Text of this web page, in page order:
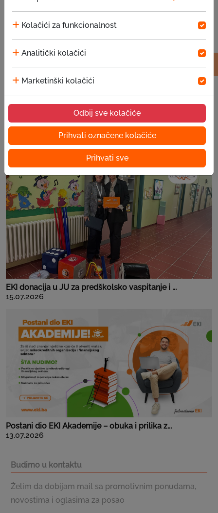
Kolačići za funkcionalnost
Analitički kolačići
Marketinški kolačići
Odbij sve kolačiće
Prihvati označene kolačiće
Prihvati sve
Priče uspješnih klijenata – Hariz Begić
EKI donacija u JU za predškolsko vaspitanje i ...
15.07.2026
Postani dio EKI Akademije – obuka i prilika z...
13.07.2026
Budimo u kontaktu
Želim da dobijam mail sa promotivnim ponudama,
novostima i oglasima za posao